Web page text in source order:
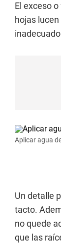
El exceso
hojas
Aplicar agua
Un detalle
tacto.
no quede
que las